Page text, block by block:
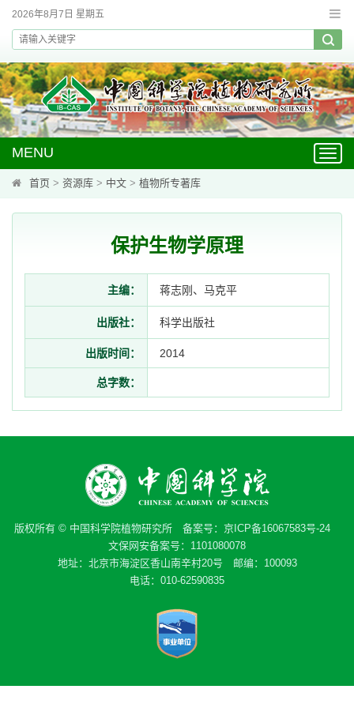
2026年8月7日 星期五
MENU
首页 > 资源库 > 中文 > 植物所专著库
保护生物学原理
主编： 蒋志刚、马克平
出版社： 科学出版社
出版时间： 2014
总字数：
版权所有 © 中国科学院植物研究所 备案号： 京ICP备16067583号-24
文保网安备案号：1101080078
地址：北京市海淀区香山南辛村20号 邮编：100093
电话：010-62590835